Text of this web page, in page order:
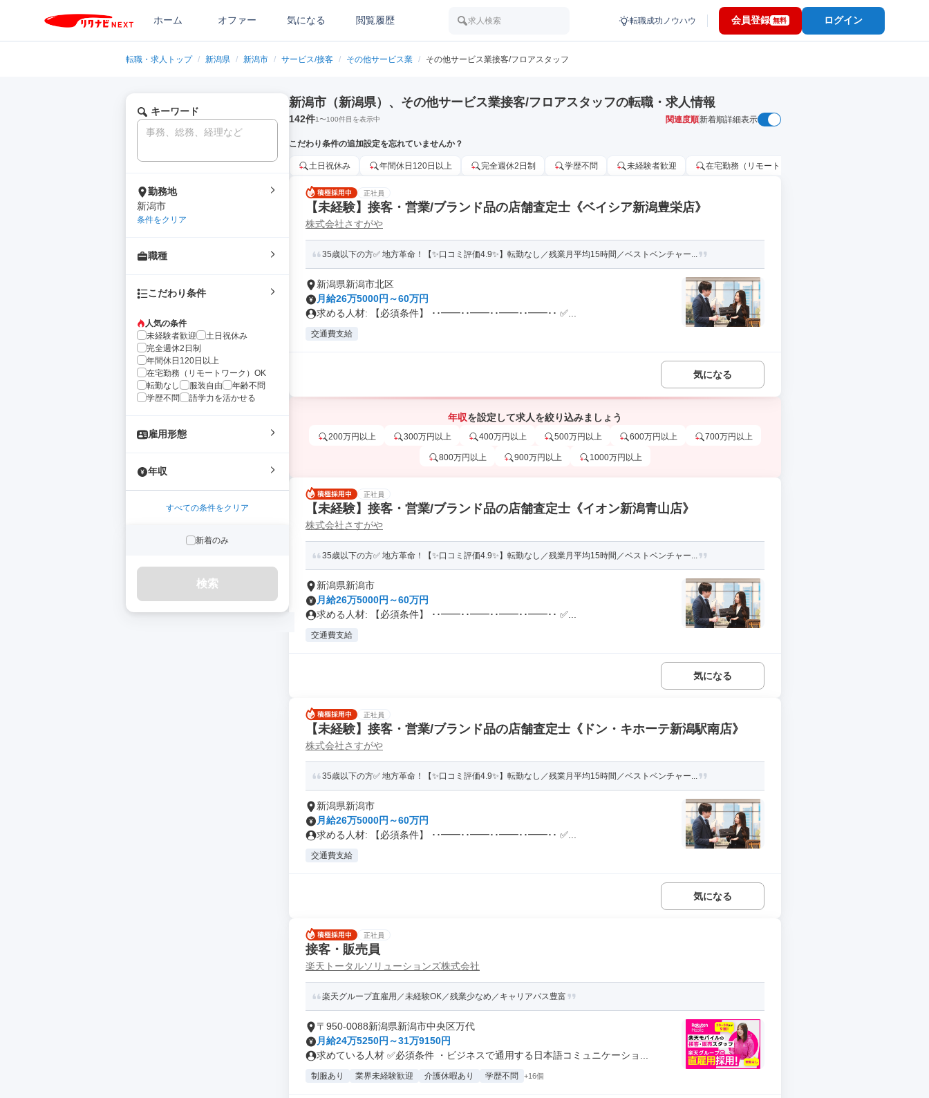
ホーム オファー 気になる 閲覧履歴 求人検索 転職成功ノウハウ 会員登録 無料 ログイン
転職・求人トップ / 新潟県 / 新潟市 / サービス/接客 / その他サービス業 / その他サービス業接客/フロアスタッフ
キーワード
勤務地
新潟市
条件をクリア
職種
こだわり条件
人気の条件
未経験者歓迎
土日祝休み
完全週休2日制
年間休日120日以上
在宅勤務（リモートワーク）OK
転勤なし
服装自由
年齢不問
学歴不問
語学力を活かせる
雇用形態
年収
すべての条件をクリア
新着のみ
検索
新潟市（新潟県）、その他サービス業接客/フロアスタッフの転職・求人情報
142件1〜100件目を表示中 関連度順新着順詳細表示
こだわり条件の追加設定を忘れていませんか？
土日祝休み 年間休日120日以上 完全週休2日制 学歴不問 未経験者歓迎 在宅勤務（リモートワーク）OK
正社員
【未経験】接客・営業/ブランド品の店舗査定士《ベイシア新潟豊栄店》
株式会社さすがや
35歳以下の方✅ 地方革命！【✨口コミ評価4.9✨】転勤なし／残業月平均15時間／ベストベンチャー...
新潟県新潟市北区
月給26万5000円～60万円
求める人材: 【必須条件】 ･･━━･･━━･･━━･･━━･･ ✅...
交通費支給
気になる
年収を設定して求人を絞り込みましょう
200万円以上 300万円以上 400万円以上 500万円以上 600万円以上 700万円以上
800万円以上 900万円以上 1000万円以上
正社員
【未経験】接客・営業/ブランド品の店舗査定士《イオン新潟青山店》
株式会社さすがや
35歳以下の方✅ 地方革命！【✨口コミ評価4.9✨】転勤なし／残業月平均15時間／ベストベンチャー...
新潟県新潟市
月給26万5000円～60万円
求める人材: 【必須条件】 ･･━━･･━━･･━━･･━━･･ ✅...
交通費支給
気になる
正社員
【未経験】接客・営業/ブランド品の店舗査定士《ドン・キホーテ新潟駅南店》
株式会社さすがや
35歳以下の方✅ 地方革命！【✨口コミ評価4.9✨】転勤なし／残業月平均15時間／ベストベンチャー...
新潟県新潟市
月給26万5000円～60万円
求める人材: 【必須条件】 ･･━━･･━━･･━━･･━━･･ ✅...
交通費支給
気になる
正社員
接客・販売員
楽天トータルソリューションズ株式会社
楽天グループ直雇用／未経験OK／残業少なめ／キャリアパス豊富
〒950-0088新潟県新潟市中央区万代
月給24万5250円～31万9150円
求めている人材 ✅必須条件 ・ビジネスで通用する日本語コミュニケーショ...
制服あり 業界未経験歓迎 介護休暇あり 学歴不問 +16個